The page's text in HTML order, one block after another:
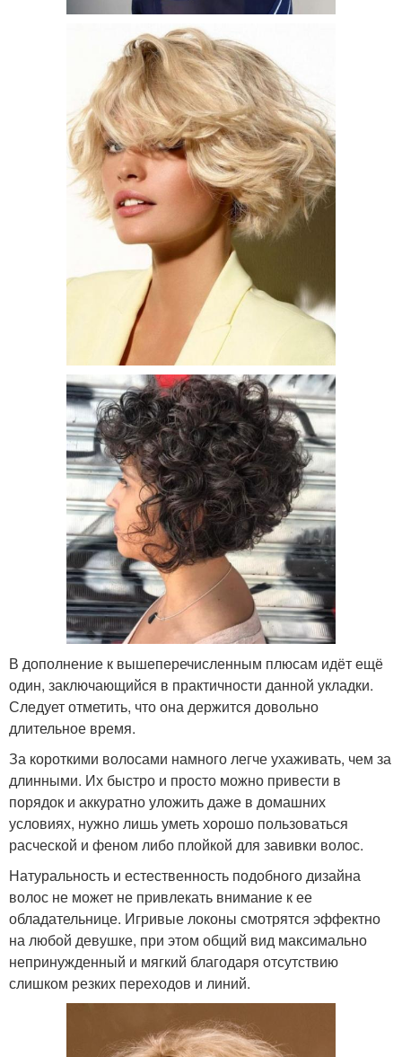
В дополнение к вышеперечисленным плюсам идёт ещё
один, заключающийся в практичности данной укладки.
Следует отметить, что она держится довольно
длительное время.
За короткими волосами намного легче ухаживать, чем за
длинными. Их быстро и просто можно привести в
порядок и аккуратно уложить даже в домашних
условиях, нужно лишь уметь хорошо пользоваться
расческой и феном либо плойкой для завивки волос.
Натуральность и естественность подобного дизайна
волос не может не привлекать внимание к ее
обладательнице. Игривые локоны смотрятся эффектно
на любой девушке, при этом общий вид максимально
непринужденный и мягкий благодаря отсутствию
слишком резких переходов и линий.